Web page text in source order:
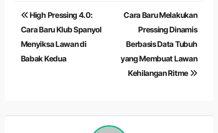
Navigasi
pos
High Pressing 4.0:
Cara Baru Klub Spanyol
Menyiksa Lawan di
Babak Kedua
Cara Baru Melakukan
Pressing Dinamis
Berbasis Data Tubuh
yang Membuat Lawan
Kehilangan Ritme